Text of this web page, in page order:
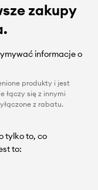
zakupy
informacje o
produkty i jest
łączy się z innymi
z rabatu.
tylko to, co
to: